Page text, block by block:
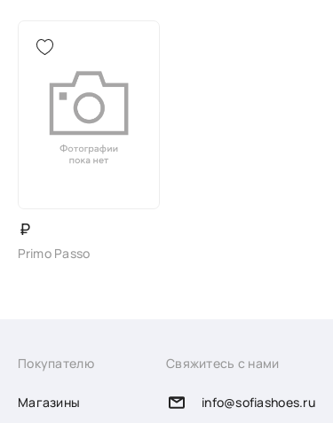
₽
Primo Passo
Покупателю
Магазины
Свяжитесь с нами
info@sofiashoes.ru